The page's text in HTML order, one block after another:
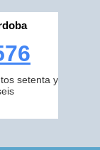
setenta y